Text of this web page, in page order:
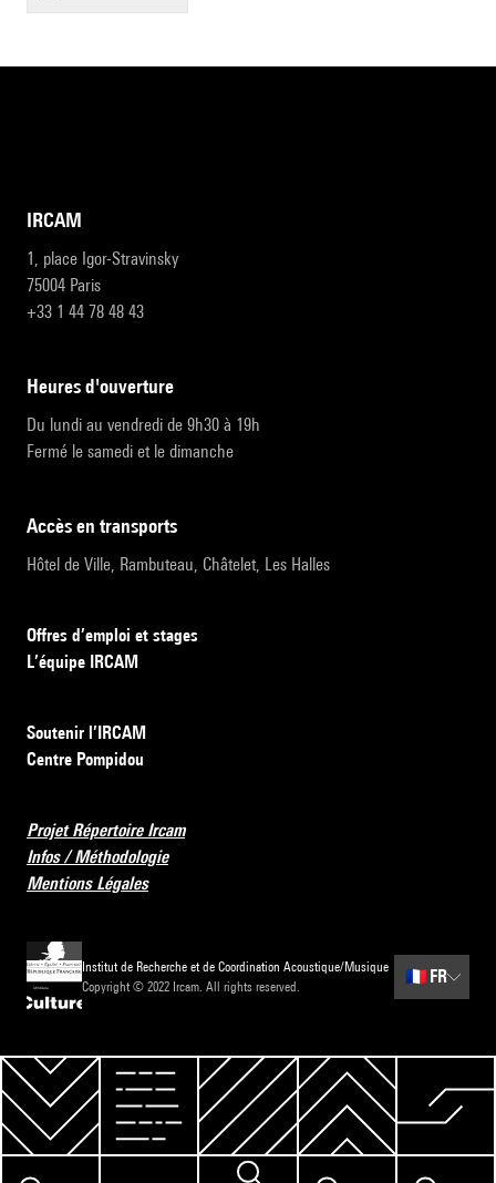
IRCAM
1, place Igor-Stravinsky
75004 Paris
+33 1 44 78 48 43
heures d'ouverture
Du lundi au vendredi de 9h30 à 19h
Fermé le samedi et le dimanche
accès en transports
Hôtel de Ville, Rambuteau, Châtelet, Les Halles
Offres d’emploi et stages
L’équipe IRCAM
Soutenir l’IRCAM
Centre Pompidou
Projet Répertoire Ircam
Infos / Méthodologie
Mentions Légales
Institut de Recherche et de Coordination Acoustique/Musique
Copyright © 2022 Ircam. All rights reserved.
🇫🇷 FR